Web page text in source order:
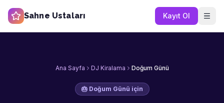
Sahne Ustaları Kayıt Ol
Ana Sayfa DJ Kiralama Doğum Günü
🎂 Doğum Günü için